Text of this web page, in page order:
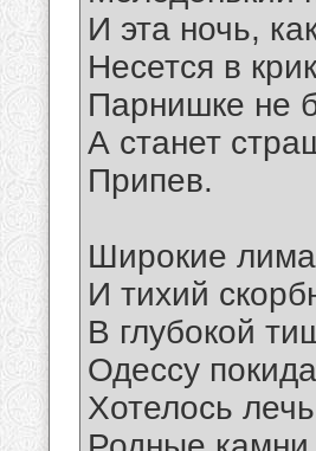
И эта ночь,
Несется в
Парнишке не
А станет
Припев.
Широкие
И тихий
В глубокой
Одессу
Хотелось